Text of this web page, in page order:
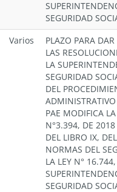
SEGURIDAD
Varios
PLAZO PARA
LAS
LA
SEGURIDAD
DEL
PAE MODIFICA
N°3.394, DE 2018
DEL LIBRO IX,
NORMAS DEL
LA LEY N°
SEGURIDAD